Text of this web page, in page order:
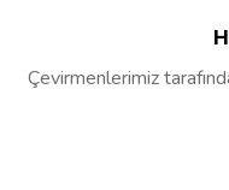
Çevirmenlerimiz